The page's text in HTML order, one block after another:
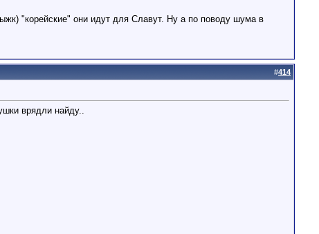
"корейские" они идут для Славут. Ну а по поводу шума в
#414
врядли найду..